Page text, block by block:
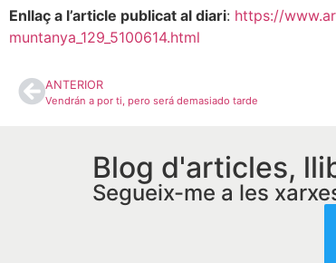
Enllaç a l’article publicat al diari: https://
muntanya_129_5100614.html
ANTERIOR
Vendrán a por ti, pero será demasiado tarde
Blog d'articles,
Segueix-me a les